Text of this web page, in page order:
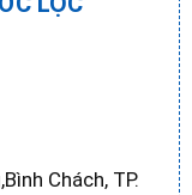
Chách, TP.